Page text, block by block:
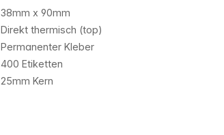
38mm x 90mm
Direkt thermisch (top)
Permanenter Kleber
400 Etiketten
25mm Kern